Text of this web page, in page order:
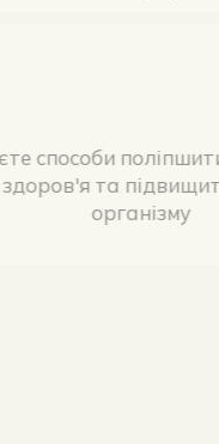
шукаєте способи
стан здоров'я та